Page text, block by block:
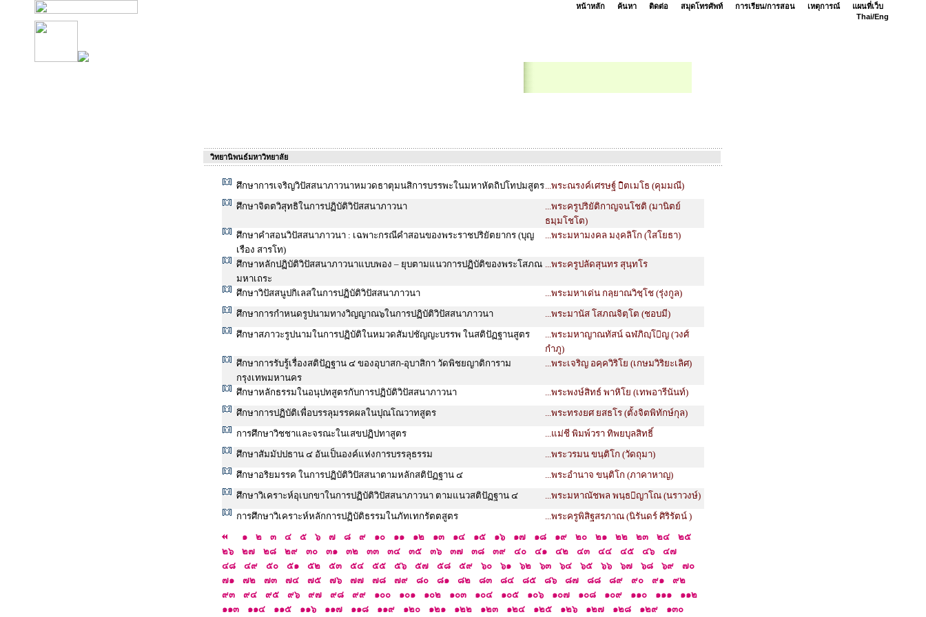
หน้าหลัก ค้นหา ติดต่อ สมุดโทรศัพท์ การเรียน/การสอน เหตุการณ์
แผนที่เว็บ
Thai/Eng
วิทยานิพนธ์มหาวิทยาลัย
ศึกษาการเจริญวิปัสสนาภาวนาหมวดธาตุมนสิการบรรพะในมหาหัตถิปโทปมสูตร...พระณรงค์เศรษฐ์ ิตเมโธ (คุมมณี)
ศึกษาจิตตวิสุทธิในการปฏิบัติวิปัสสนาภาวนา
...พระครูปริยัติกาญจนโชติ (มานิตย์
ธมฺมโชโต)
ศึกษาคำสอนวิปัสสนาภาวนา : เฉพาะกรณีคำสอนของพระราชปริยัตยากร (บุญ
เรือง สารโท)
...พระมหามงคล มงฺคลิโก (ใสโยธา)
ศึกษาหลักปฏิบัติวิปัสสนาภาวนาแบบพอง – ยุบตามแนวการปฏิบัติของพระโสภณ
มหาเถระ
...พระครูปลัดสุนทร สุนฺทโร
ศึกษาวิปัสสนูปกิเลสในการปฏิบัติวิปัสสนาภาวนา
...พระมหาเด่น กลฺยาณวิชฺโช (รุ่งกูล)
ศึกษาการกำหนดรูปนามทางวิญญาณ๖ในการปฏิบัติวิปัสสนาภาวนา
...พระมานัส โสภณจิตฺโต (ชอบมี)
ศึกษาสภาวะรูปนามในการปฏิบัติในหมวดสัมปชัญญะบรรพ ในสติปัฏฐานสูตร
...พระมหาญาณทัสน์ ฉฬภิญฺโญ (วงศ์
กำภู)
ศึกษาการรับรู้เรื่องสติปัฏฐาน ๔ ของอุบาสก-อุบาสิกา วัดพิชยญาติการาม
กรุงเทพมหานคร
...พระเจริญ อคฺควิริโย (เกษมวิริยะเลิศ)
ศึกษาหลักธรรมในอนุปทสูตรกับการปฏิบัติวิปัสสนาภาวนา
...พระพงษ์สิทธ์ พาหิโย (เทพอารีนันท์)
ศึกษาการปฏิบัติเพื่อบรรลุมรรคผลในปุณโณวาทสูตร
...พระทรงยศ ยสธโร (ตั้งจิตพิทักษ์กุล)
การศึกษาวิชชาและจรณะในเสขปฏิปทาสูตร
...แม่ชี พิมพ์วรา ทิพยบุลสิทธิ์
ศึกษาสัมมัปปธาน ๔ อันเป็นองค์แห่งการบรรลุธรรม
...พระวรมน ขนฺติโก (วัดถุมา)
ศึกษาอริยมรรค ในการปฏิบัติวิปัสสนาตามหลักสติปัฏฐาน ๔
...พระอำนาจ ขนฺติโก (ภาคาหาญ)
ศึกษาวิเคราะห์อุเบกขาในการปฏิบัติวิปัสสนาภาวนา ตามแนวสติปัฏฐาน ๔
...พระมหาณัชพล พนฺธญาโณ (นราวงษ์)
การศึกษาวิเคราะห์หลักการปฏิบัติธรรมในภัทเทกรัตตสูตร
...พระครูพิสิฐสรภาณ (นิรันดร์ ศิริรัตน์ )
๑
๒ ๓ ๔ ๕ ๖ ๗ ๘ ๙ ๑๐ ๑๑ ๑๒ ๑๓ ๑๔ ๑๕ ๑๖ ๑๗ ๑๘ ๑๙ ๒๐ ๒๑ ๒๒ ๒๓ ๒๔
๒๕
๒๖
๒๗ ๒๘ ๒๙ ๓๐ ๓๑ ๓๒ ๓๓ ๓๔ ๓๕ ๓๖ ๓๗ ๓๘ ๓๙ ๔๐ ๔๑ ๔๒ ๔๓ ๔๔ ๔๕ ๔๖
๔๗
๔๘
๔๙ ๕๐ ๕๑ ๕๒ ๕๓ ๕๔ ๕๕ ๕๖ ๕๗ ๕๘ ๕๙ ๖๐ ๖๑ ๖๒ ๖๓ ๖๔ ๖๕ ๖๖ ๖๗ ๖๘ ๖๙
๗๐
๗๑
๗๒ ๗๓ ๗๔ ๗๕ ๗๖ ๗๗ ๗๘ ๗๙ ๘๐ ๘๑ ๘๒ ๘๓ ๘๔ ๘๕ ๘๖ ๘๗ ๘๘ ๘๙ ๙๐ ๙๑
๙๒
๙๓
๙๔ ๙๕ ๙๖ ๙๗ ๙๘ ๙๙ ๑๐๐ ๑๐๑ ๑๐๒ ๑๐๓ ๑๐๔ ๑๐๕ ๑๐๖ ๑๐๗ ๑๐๘ ๑๐๙ ๑๑๐ ๑๑๑
๑๑๒
๑๑๓
๑๑๔ ๑๑๕ ๑๑๖ ๑๑๗ ๑๑๘ ๑๑๙ ๑๒๐ ๑๒๑ ๑๒๒ ๑๒๓ ๑๒๔ ๑๒๕ ๑๒๖ ๑๒๗ ๑๒๘ ๑๒๙ ๑๓๐